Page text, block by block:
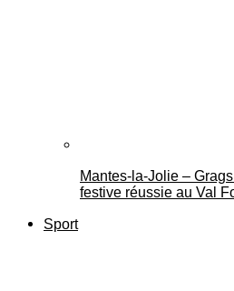
Mantes-la-Jolie –
festive réussie au Val
Sport